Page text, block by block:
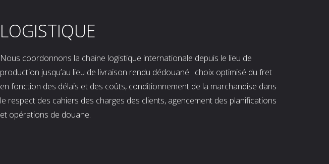
LOGISTIQUE
Nous coordonnons la chaine logistique internationale depuis le lieu de
production jusqu’au lieu de livraison rendu dédouané : choix optimisé du fret
en fonction des délais et des coûts, conditionnement de la marchandise dans
le respect des cahiers des charges des clients, agencement des planifications
et opérations de douane.